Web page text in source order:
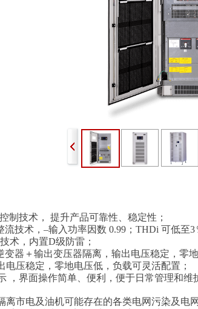
制技术， 提升产品可靠性、稳定性；
技术，–输入功率因数 0.99；THDi 可低至
术，内置D级防雷；
变器＋输出变压器隔离，输出电压稳定，零
电压稳定，零地电压低，负载可灵活配置；
，界面操作简单、便利，便于日常管理和维
离市电及油机可能存在的各类电网污染及电